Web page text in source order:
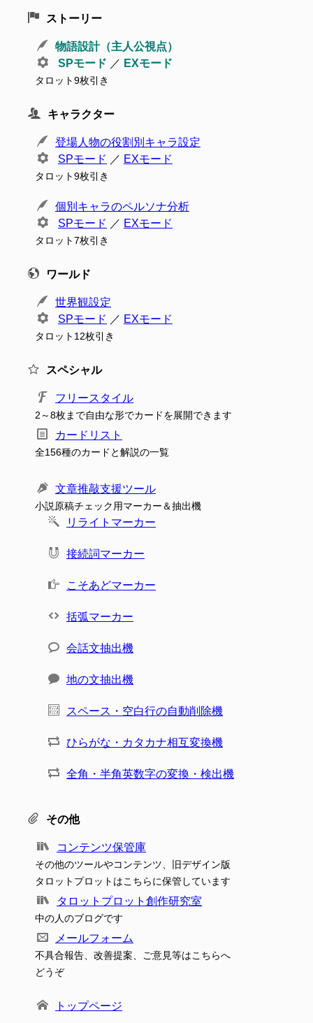
ストーリー
物語設計（主人公視点）
SPモード ／ EXモード
タロット9枚引き
キャラクター
登場人物の役割別キャラ設定
SPモード ／ EXモード
タロット9枚引き
個別キャラのペルソナ分析
SPモード ／ EXモード
タロット7枚引き
ワールド
世界観設定
SPモード ／ EXモード
タロット12枚引き
スペシャル
フリースタイル
2～8枚まで自由な形でカードを展開できます
カードリスト
全156種のカードと解説の一覧
文章推敲支援ツール
小説原稿チェック用マーカー＆抽出機
リライトマーカー
接続詞マーカー
こそあどマーカー
括弧マーカー
会話文抽出機
地の文抽出機
スペース・空白行の自動削除機
ひらがな・カタカナ相互変換機
全角・半角英数字の変換・検出機
その他
コンテンツ保管庫
その他のツールやコンテンツ、旧デザイン版
タロットプロットはこちらに保管しています
タロットプロット創作研究室
中の人のブログです
メールフォーム
不具合報告、改善提案、ご意見等はこちらへ
どうぞ
トップページ